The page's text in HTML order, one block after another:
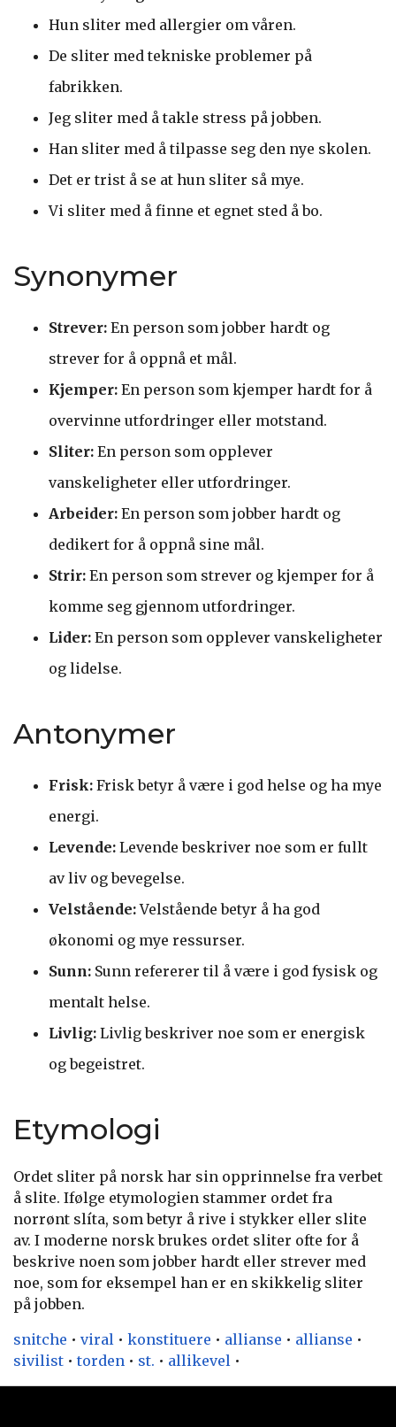
Hun sliter med allergier om våren.
De sliter med tekniske problemer på
fabrikken.
Jeg sliter med å takle stress på jobben.
Han sliter med å tilpasse seg den nye skolen.
Det er trist å se at hun sliter så mye.
Vi sliter med å finne et egnet sted å bo.
Synonymer
Strever: En person som jobber hardt og
strever for å oppnå et mål.
Kjemper: En person som kjemper hardt for å
overvinne utfordringer eller motstand.
Sliter: En person som opplever
vanskeligheter eller utfordringer.
Arbeider: En person som jobber hardt og
dedikert for å oppnå sine mål.
Strir: En person som strever og kjemper for å
komme seg gjennom utfordringer.
Lider: En person som opplever vanskeligheter
og lidelse.
Antonymer
Frisk: Frisk betyr å være i god helse og ha mye
energi.
Levende: Levende beskriver noe som er fullt
av liv og bevegelse.
Velstående:Velstående betyr å ha god
økonomi og mye ressurser.
Sunn: Sunn refererer til å være i god fysisk og
mentalt helse.
Livlig: Livlig beskriver noe som er energisk
og begeistret.
Etymologi
Ordet sliter på norsk har sin opprinnelse fra verbet
å slite. Ifølge etymologien stammer ordet fra
norrønt slíta, som betyr å rive i stykker eller slite
av. I moderne norsk brukes ordet sliter ofte for å
beskrive noen som jobber hardt eller strever med
noe, som for eksempel han er en skikkelig sliter
på jobben.
snitche • viral • konstituere • allianse • allianse •
sivilist • torden • st. • allikevel •